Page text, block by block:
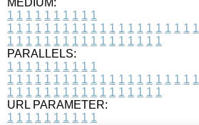
MEDIUM:
1 1 1 1 1 1 1 1 1 1
1 1 1 1 1 1 1 1 1 1 1 1 1 1 1 1 1 1 1 1 1
1 1 1 1 1 1 1 1 1 1 1 1 1 1 1 1 1
PARALLELS:
1 1 1 1 1 1 1 1 1 1
1 1 1 1 1 1 1 1 1 1 1 1 1 1 1 1 1 1 1 1 1
1 1 1 1 1 1 1 1 1 1 1 1 1 1 1 1 1
URL PARAMETER:
1 1 1 1 1 1 1 1 1 1